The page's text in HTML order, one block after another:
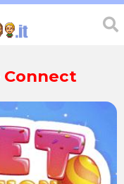
Connect